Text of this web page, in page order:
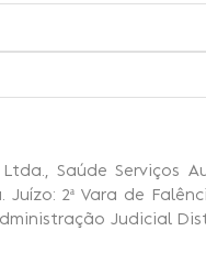
Saúde Serviços
2ª Vara de
Judicial